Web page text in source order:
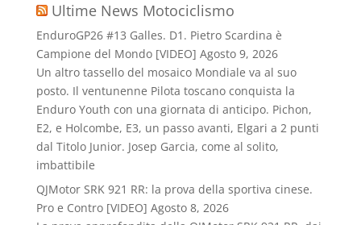
Ultime News Motociclismo
EnduroGP26 #13 Galles. D1. Pietro Scardina è
Campione del Mondo [VIDEO] Agosto 9, 2026
Un altro tassello del mosaico Mondiale va al suo
posto. Il ventunenne Pilota toscano conquista la
Enduro Youth con una giornata di anticipo. Pichon,
E2, e Holcombe, E3, un passo avanti, Elgari a 2 punti
dal Titolo Junior. Josep Garcia, come al solito,
imbattibile
QJMotor SRK 921 RR: la prova della sportiva cinese.
Pro e Contro [VIDEO] Agosto 8, 2026